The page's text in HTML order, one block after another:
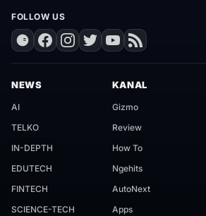
FOLLOW US
NEWS
AI
TELKO
IN-DEPTH
EDUTECH
FINTECH
SCIENCE-TECH
KANAL
Gizmo
Review
How To
Ngehits
AutoNext
Apps